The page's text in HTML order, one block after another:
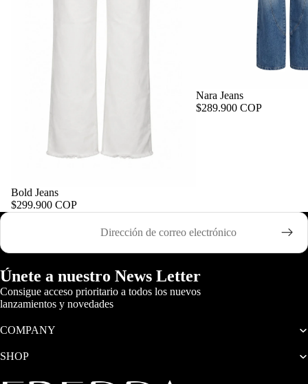
Bold Jeans
$299.900 COP
Nara Jeans
$289.900 COP
Correo electrónico
Únete a nuestro News Letter
Consigue acceso prioritario a todos los nuevos
lanzamientos y novedades
COMPANY
SHOP